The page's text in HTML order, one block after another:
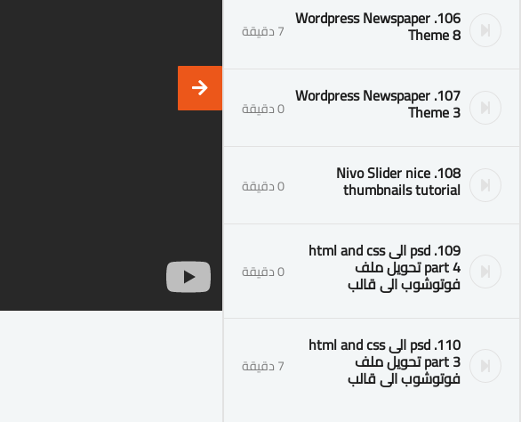
106. Wordpress Newspaper
Theme 8 7 دقيقة
107. Wordpress Newspaper
Theme 3 0 دقيقة
108. Nivo Slider nice
thumbnails tutorial 0 دقيقة
109. psd الى html and css
part 4 تحويل ملف
فوتوشوب الى قالب 0 دقيقة
110. psd الى html and css
part 3 تحويل ملف
فوتوشوب الى قالب 7 دقيقة